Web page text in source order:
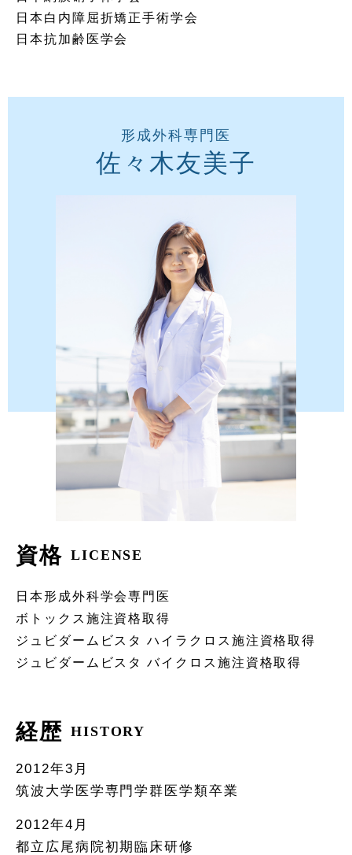
日本白内障屈折矯正手術学会
日本抗加齢医学会
形成外科専門医
佐々木友美子
資格 LICENSE
日本形成外科学会専門医
ボトックス施注資格取得
ジュビダームビスタ ハイラクロス施注資格取得
ジュビダームビスタ バイクロス施注資格取得
経歴 HISTORY
2012年3月
筑波大学医学専門学群医学類卒業
2012年4月
都立広尾病院初期臨床研修